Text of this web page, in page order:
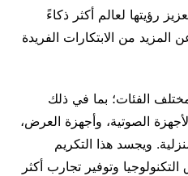
رؤيتها لعالم أكثر ذكاءً
من الابتكارات الفريدة
الفئات؛ بما في ذلك
الصوتية، وأجهزة العرض،
ويجسد هذا التكريم
وتوفير تجارب أكثر